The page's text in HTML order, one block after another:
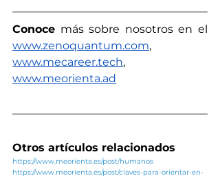
Conoce
www.zenoquantum.com,
www.mecareer.tech
www.meorienta.ad
Otros artículos relacionados
https://www.meorienta.es/post/humanos
https://www.meorienta.es/post/claves-para-orientar-en-